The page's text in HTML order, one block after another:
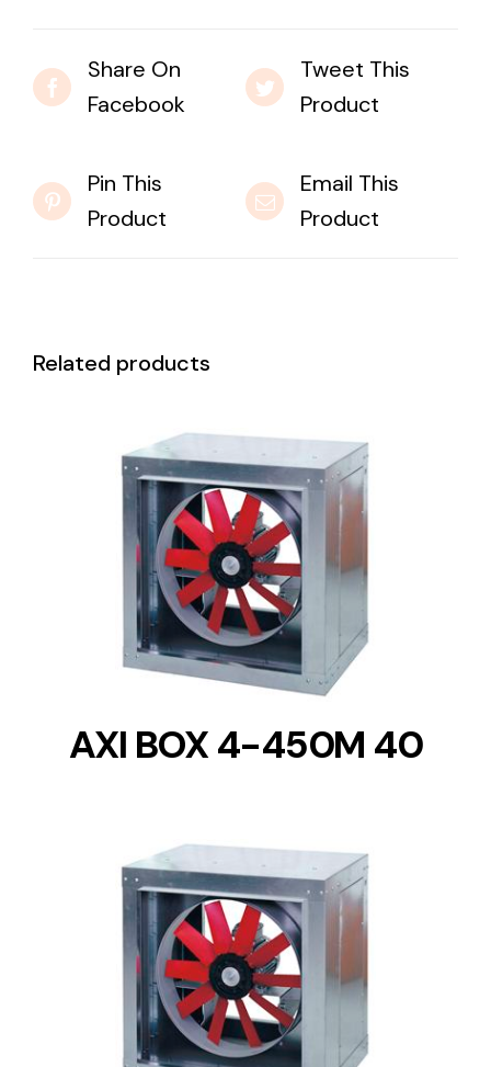
Share On
Facebook
Tweet This
Product
Pin This
Product
Email This
Product
Related products
DETAILS
AXI BOX 4-450M 40
DETAILS